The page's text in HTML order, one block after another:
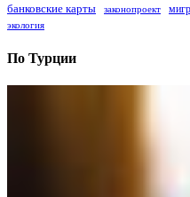
банковские карты
законопроект
экология
По Турции